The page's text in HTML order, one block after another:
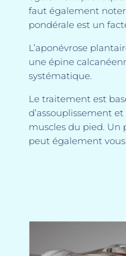
faut également
pondérale est un
L’aponévrose
une épine
systématique.
Le traitement est
d’assouplissement
muscles du pied. Un
peut également